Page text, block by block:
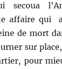
secoua
affaire qui
de mort
sur
pour